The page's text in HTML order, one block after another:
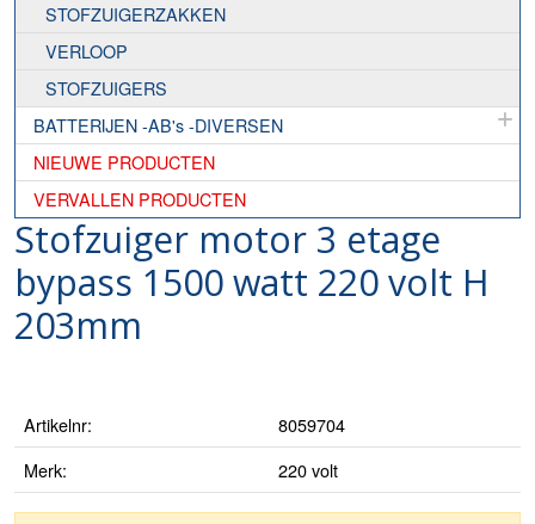
STOFZUIGERZAKKEN
VERLOOP
STOFZUIGERS
BATTERIJEN -AB's -DIVERSEN
NIEUWE PRODUCTEN
VERVALLEN PRODUCTEN
Stofzuiger motor 3 etage
bypass 1500 watt 220 volt H
203mm
Artikelnr:
8059704
Merk:
220 volt